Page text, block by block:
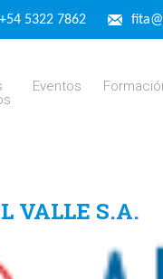
5322 7862
Eventos
VALLE S.A.